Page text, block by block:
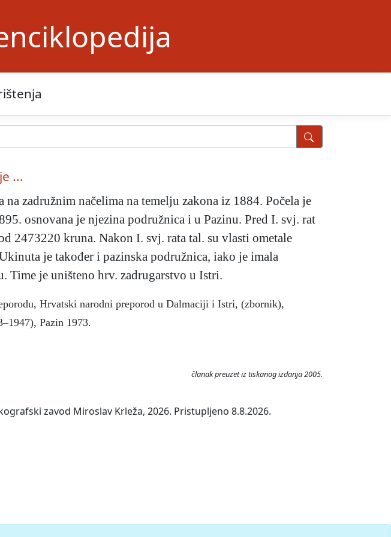
...
zadružnim načelima na temelju zakona iz 1884. Počela je
osnovana je njezina podružnica i u Pazinu. Pred I. svj. rat
2473220 kruna. Nakon I. svj. rata tal. su vlasti ometale
je također i pazinska podružnica, iako je imala
Time je uništeno hrv. zadrugarstvo u Istri.
Hrvatski narodni preporod u Dalmaciji i Istri, (zbornik),
Pazin 1973.
članak preuzet iz tiskanog izdanja 2005.
zavod Miroslav Krleža, 2026. Pristupljeno 8.8.2026.